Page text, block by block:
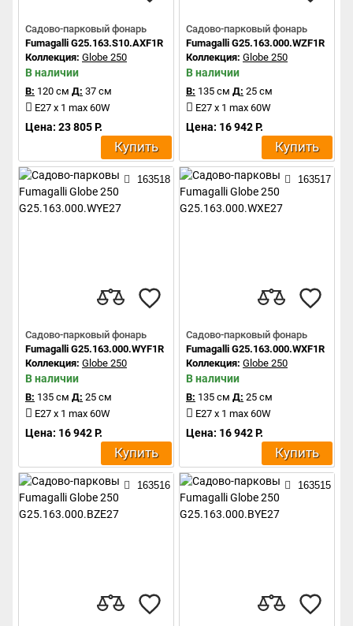
Садово-парковый фонарь
Fumagalli G25.163.S10.AXF1R
Коллекция: Globe 250
В наличии
В: 120 см Д: 37 см
E27 x 1 max 60W
Цена: 23 805 Р.
Купить
Садово-парковый фонарь
Fumagalli G25.163.000.WZF1R
Коллекция: Globe 250
В наличии
В: 135 см Д: 25 см
E27 x 1 max 60W
Цена: 16 942 Р.
Купить
163518
Садово-парковый фонарь
Fumagalli G25.163.000.WYF1R
Коллекция: Globe 250
В наличии
В: 135 см Д: 25 см
E27 x 1 max 60W
Цена: 16 942 Р.
Купить
163517
Садово-парковый фонарь
Fumagalli G25.163.000.WXF1R
Коллекция: Globe 250
В наличии
В: 135 см Д: 25 см
E27 x 1 max 60W
Цена: 16 942 Р.
Купить
163516 163515